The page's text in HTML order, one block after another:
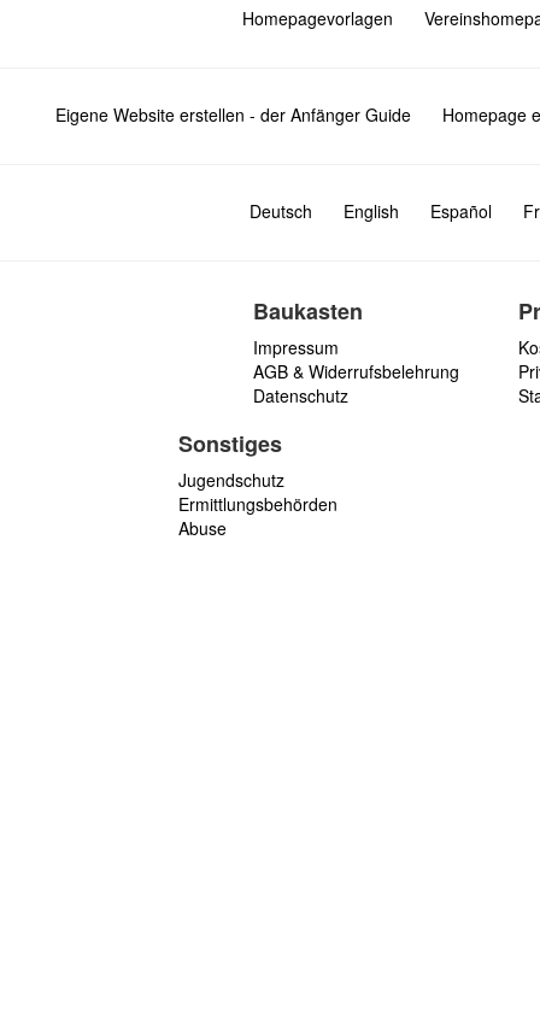
Homepagevorlagen
Eigene Website erstellen - der Anfänger Guide Homepage
Deutsch English Español
Baukasten
Impressum
AGB & Widerrufsbelehrung
Datenschutz
Sonstiges
Jugendschutz
Ermittlungsbehörden
Abuse